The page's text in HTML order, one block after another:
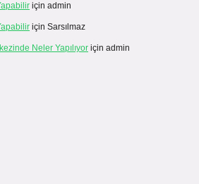
için admin
için Sarsılmaz
Neler Yapılıyor için admin